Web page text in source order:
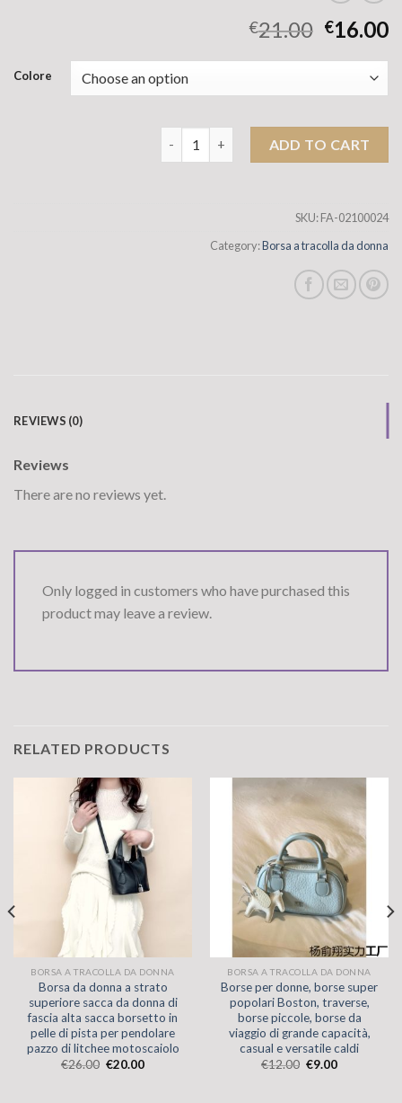
€21.00 €16.00
Colore
ADD TO CART
SKU:FA-02100024
Category:Borsa a tracolla da donna
REVIEWS (0)
Reviews
There are no reviews yet.
Only logged in customers who have purchased this
product may leave a review.
RELATED PRODUCTS
BORSA A TRACOLLA DA DONNA
Borsa da donna a strato
superiore sacca da donna di
fascia alta sacca borsetto in
pelle di pista per pendolare
pazzo di litchee motoscaiolo
€26.00 €20.00
BORSA A TRACOLLA DA DONNA
Borse per donne, borse super
popolari Boston, traverse,
borse piccole, borse da
viaggio di grande capacità,
casual e versatile caldi
€12.00 €9.00